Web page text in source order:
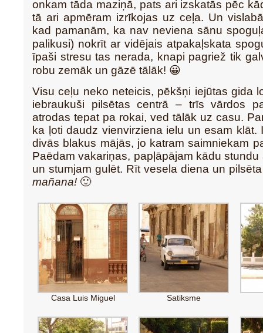
onkam tāda maziņā, pats ari izskatās pēc
tā ari apmēram izrīkojas uz ceļa. Un
kad pamanām, ka nav neviena sānu
palikusi) nokrīt ar vidējais atpakaļskata
īpaši stresu tas nerada, knapi pagriež tik
robu zemāk un gāzē tālāk! 😀
Visu ceļu neko neteicis, pēkšņi iejūtas gida
iebraukuši pilsētas centrā – trīs vārdos
atrodas tepat pa rokai, ved tālāk uz casu.
ka ļoti daudz vienvirziena ielu un esam klāt.
divās blakus mājās, jo katram saimniekam
Paēdam vakariņas, papļāpājam kādu stundu
un stumjam gulēt. Rīt vesela diena un
mañana! 🙂
Casa Luis Miguel Satiksme